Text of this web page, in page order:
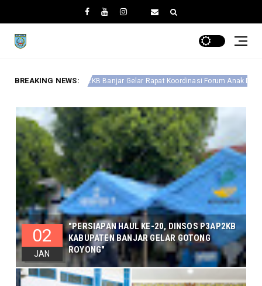
BREAKING NEWS:
Gelar Rapat Koordinasi Forum Anak Daerah Tingkatkan Ekonomi
"PERSIAPAN HAUL KE-20, DINSOS P3AP2KB
KABUPATEN BANJAR GELAR GOTONG
ROYONG"
02
JAN